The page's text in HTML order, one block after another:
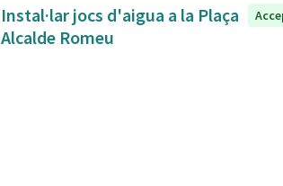
Instal·lar jocs d'aigua a la Plaça
Alcalde Romeu